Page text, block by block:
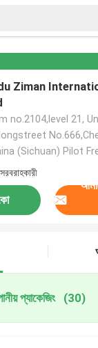
Ziman
no.2104,level 21,
(Sichuan) Pilot
প্যাকেজিং (30)